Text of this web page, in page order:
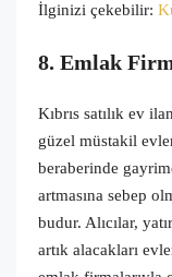
İlginizi çekebilir:
8. Emlak
Kıbrıs satılık ev
güzel müstakil
beraberinde
artmasına sebep
budur. Alıcılar,
artık alacakları